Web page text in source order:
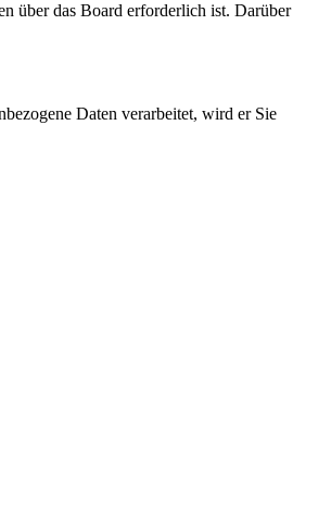
über das Board erforderlich ist. Darüber
Daten verarbeitet, wird er Sie